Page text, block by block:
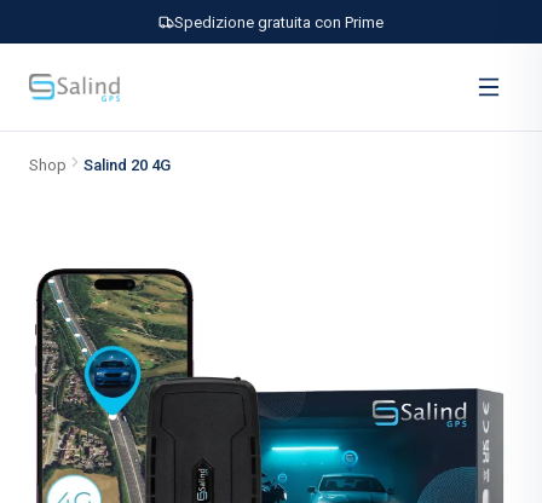
Spedizione gratuita con Prime
Shop Salind 20 4G
Salind 20 4G — localizzatore